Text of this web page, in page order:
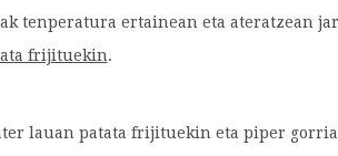
tenperatura ertainean eta ateratzean
frijituekin.
lauan patata frijituekin eta piper